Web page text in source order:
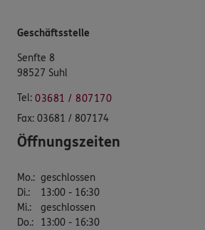
Geschäftsstelle
Senfte 8
98527 Suhl
Tel: 03681 / 807170
Fax: 03681 / 807174
Öffnungszeiten
Mo.: geschlossen
Di.:
13:00 - 16:30
Mi.:
geschlossen
Do.:
13:00 - 16:30